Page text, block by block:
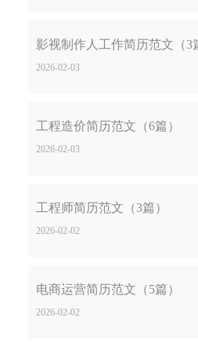
影视制作人工作简历范文（3
2026-02-03
工程造价简历范文（6篇）
2026-02-03
工程师简历范文（3篇）
2026-02-02
电商运营简历范文（5篇）
2026-02-02